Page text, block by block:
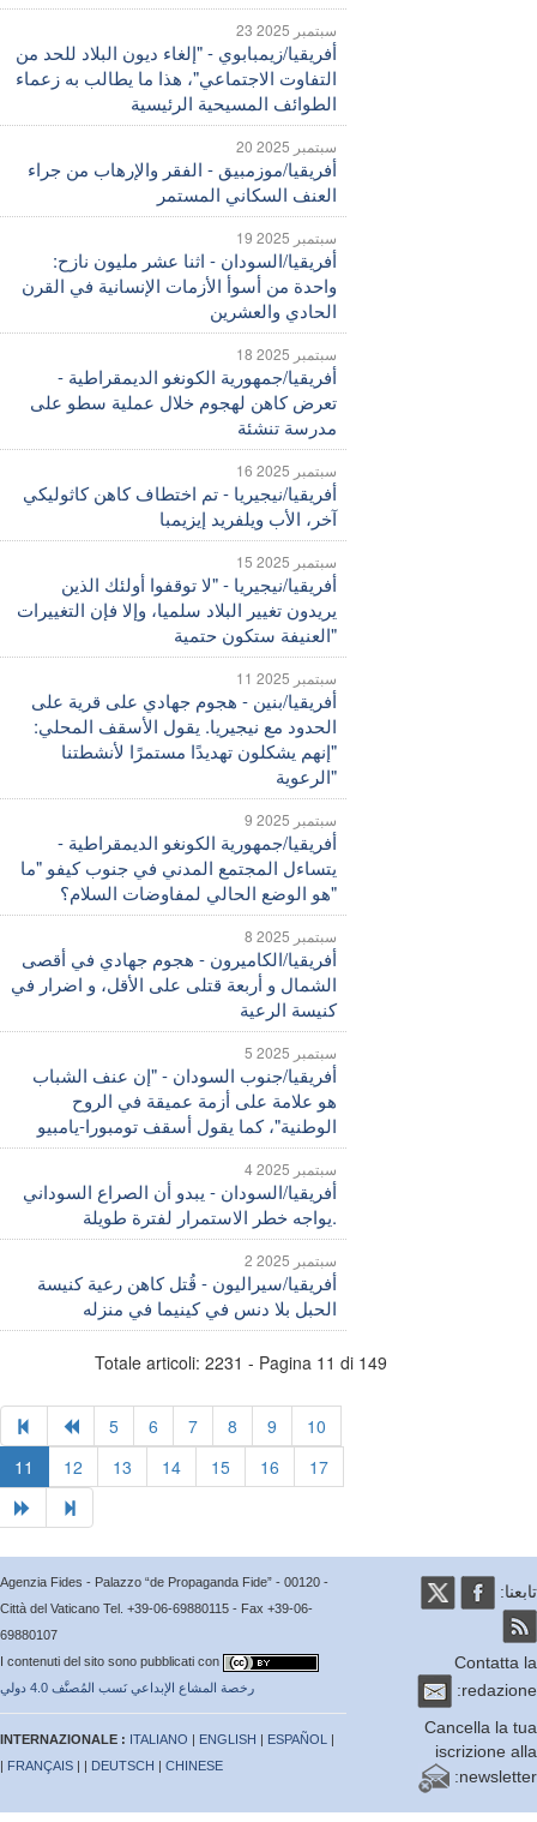
23 سبتمبر 2025
أفريقيا/زيمبابوي - "إلغاء ديون البلاد للحد من
التفاوت الاجتماعي"، هذا ما يطالب به زعماء
الطوائف المسيحية الرئيسية
20 سبتمبر 2025
أفريقيا/موزمبيق - الفقر والإرهاب من جراء
العنف السكاني المستمر
19 سبتمبر 2025
أفريقيا/السودان - اثنا عشر مليون نازح:
واحدة من أسوأ الأزمات الإنسانية في القرن
الحادي والعشرين
18 سبتمبر 2025
أفريقيا/جمهورية الكونغو الديمقراطية -
تعرض كاهن لهجوم خلال عملية سطو على
مدرسة تنشئة
16 سبتمبر 2025
أفريقيا/نيجيريا - تم اختطاف كاهن كاثوليكي
آخر، الأب ويلفريد إيزيمبا
15 سبتمبر 2025
أفريقيا/نيجيريا - "لا توقفوا أولئك الذين
يريدون تغيير البلاد سلميا، وإلا فإن التغييرات
11 سبتمبر 2025
أفريقيا/بنين - هجوم جهادي على قرية على
الحدود مع نيجيريا. يقول الأسقف المحلي:
"إنهم يشكلون تهديدًا مستمرًا لأنشطتنا
9 سبتمبر 2025
أفريقيا/جمهورية الكونغو الديمقراطية -
يتساءل المجتمع المدني في جنوب كيفو "ما
8 سبتمبر 2025
أفريقيا/الكاميرون - هجوم جهادي في أقصى
الشمال و أربعة قتلى على الأقل، و اضرار في
كنيسة الرعية
5 سبتمبر 2025
أفريقيا/جنوب السودان - "إن عنف الشباب
هو علامة على أزمة عميقة في الروح
الوطنية"، كما يقول أسقف تومبورا-يامبيو
4 سبتمبر 2025
أفريقيا/السودان - يبدو أن الصراع السوداني
2 سبتمبر 2025
أفريقيا/سيراليون - قُتل كاهن رعية كنيسة
الحبل بلا دنس في كينيما في منزله
Totale articoli: 2231 - Pagina 11 di 149
14 15 17
Agenzia Fides - Palazzo “de Propaganda Fide” - 00120 -
Città del Vaticano Tel. +39-06-69880115 - Fax +39-06-
69880107
I contenuti del sito sono pubblicati con
رخصة المشاع الإبداعي نَسب المُصنَّف 4.0 دولي
INTERNAZIONALE :ITALIANO|ENGLISH|ESPAÑOL
FRANÇAIS | |DEUTSCH|CHINESE
|
Cancella la
iscrizione